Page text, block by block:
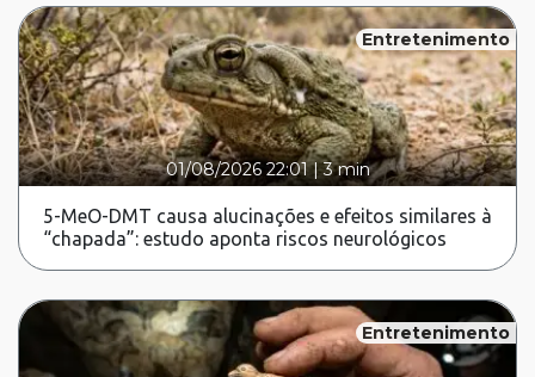
Entretenimento
01/08/2026 22:01|3 min
5-MeO-DMT causa alucinações e efeitos similares à
“chapada”: estudo aponta riscos neurológicos
Entretenimento